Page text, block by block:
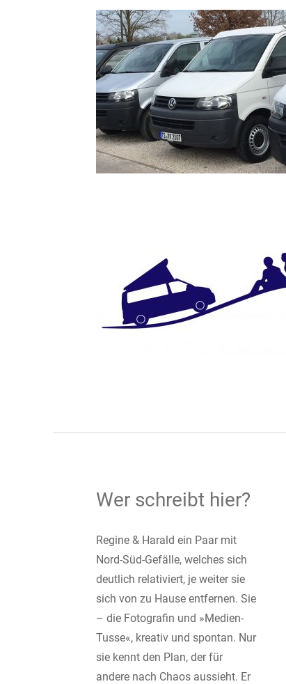
Wer schreibt hier?
Regine & Harald ein Paar mit
Nord-Süd-Gefälle, welches sich
deutlich relativiert, je weiter sie
sich von zu Hause entfernen. Sie
– die Fotografin und »Medien-
Tusse«, kreativ und spontan. Nur
sie kennt den Plan, der für
andere nach Chaos aussieht. Er